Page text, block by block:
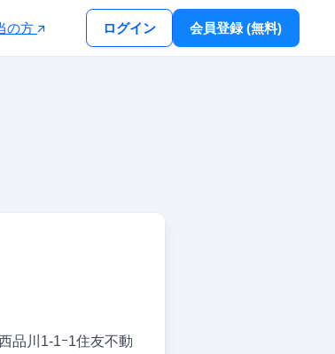
の方 ログイン 会員登録 (無料)
品川1-1ｰ1住友不動